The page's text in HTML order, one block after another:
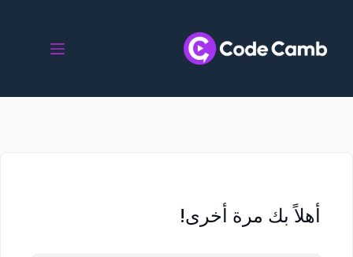
أهلاً بك مرة أخرى!